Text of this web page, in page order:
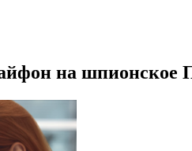
на шпионское